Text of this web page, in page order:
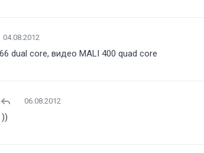
04.08.2012
dual core, видео MALI 400 quad core
06.08.2012